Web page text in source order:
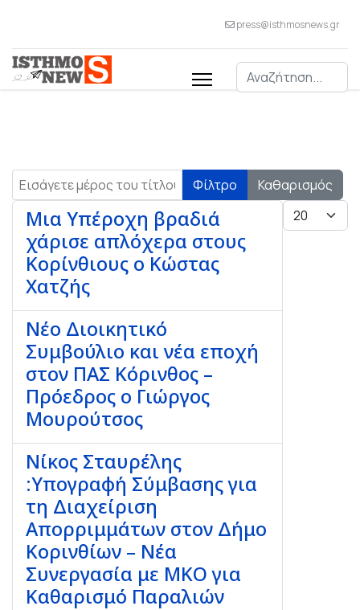
press@isthmosnews.gr
Αναζήτηση
Εισάγετε μέρος του τίτλου. Φίλτρο Καθαρισμός
Εμφάνιση #
Μια Υπέροχη βραδιά
χάρισε απλόχερα στους
Κορίνθιους ο Κώστας
Χατζής
Νέο Διοικητικό
Συμβούλιο και νέα εποχή
στον ΠΑΣ Κόρινθος –
Πρόεδρος ο Γιώργος
Μουρούτσος
Νίκος Σταυρέλης
:Υπογραφή Σύμβασης για
τη Διαχείριση
Απορριμμάτων στον Δήμο
Κορινθίων – Νέα
Συνεργασία με ΜΚΟ για
Καθαρισμό Παραλιών